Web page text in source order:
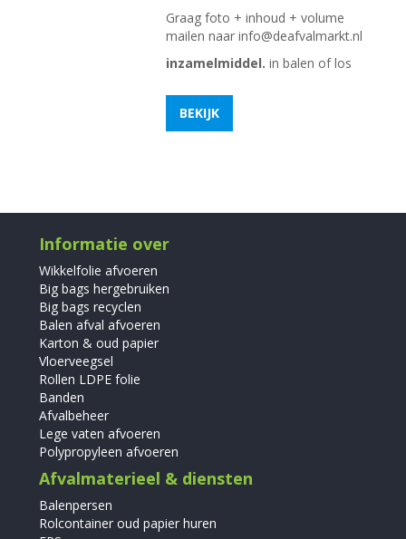
Graag foto + inhoud + volume
mailen naarinfo@deafvalmarkt.nl
inzamelmiddel. in balen of los
BEKIJK
Informatie over
Wikkelfolie afvoeren
Big bags hergebruiken
Big bags recyclen
Balen afval afvoeren
Karton & oud papier
Vloerveegsel
Rollen LDPE folie
Banden
Afvalbeheer
Lege vaten afvoeren
Polypropyleen afvoeren
Afvalmaterieel & diensten
Balenpersen
Rolcontainer oud papier huren